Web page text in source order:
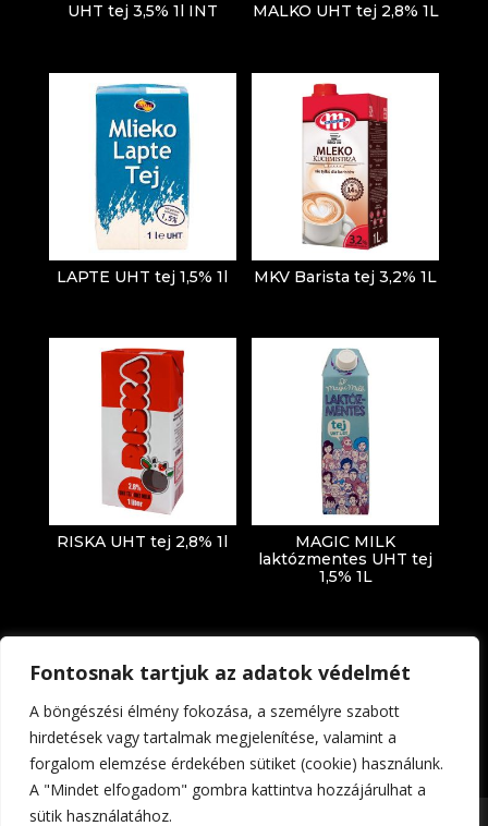
Fontosnak tartjuk az adatok védelmét
A böngészési élmény fokozása, a személyre szabott
hirdetések vagy tartalmak megjelenítése, valamint a
forgalom elemzése érdekében sütiket (cookie) használunk.
A "Mindet elfogadom" gombra kattintva hozzájárulhat a
sütik használatához.
UHT tej 3,5% 1l INT MALKO UHT tej 2,8% 1L
LAPTE UHT tej 1,5% 1l MKV Barista tej 3,2% 1L
RISKA UHT tej 2,8% 1l
MAGIC MILK
laktózmentes UHT tej
1,5% 1L
Impresszum Adatkezelési tájékoztató